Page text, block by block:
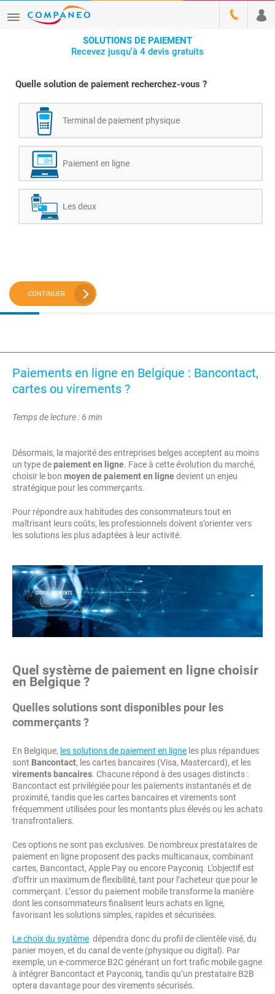
SOLUTIONS DE PAIEMENT
Recevez jusqu'à 4 devis gratuits
Quelle solution de paiement recherchez-vous ?
Terminal de paiement physique
Paiement en ligne
Les deux
CONTINUER
Paiements en ligne en Belgique : Bancontact,
cartes ou virements ?
Temps de lecture : 6 min
Désormais, la majorité des entreprises belges acceptent au moins
un type depaiement en ligne. Face à cette évolution du marché,
choisir le bon moyen de paiement en lignedevient un enjeu
stratégique pour les commerçants.
Pour répondre aux habitudes des consommateurs tout en
maîtrisant leurs coûts, les professionnels doivent s’orienter vers
les solutions les plus adaptées à leur activité.
Quel système de paiement en ligne choisir
en Belgique ?
Quelles solutions sont disponibles pour les
commerçants ?
En Belgique, les solutions de paiement en ligne les plus répandues
sont Bancontact, les cartes bancaires (Visa, Mastercard), et les
virements bancaires. Chacune répond à des usages distincts :
Bancontact est privilégiée pour les paiements instantanés et de
proximité, tandis que les cartes bancaires et virements sont
fréquemment utilisées pour les montants plus élevés ou les achats
transfrontaliers.
Ces options ne sont pas exclusives. De nombreux prestataires de
paiement en ligne proposent des packs multicanaux, combinant
cartes, Bancontact, Apple Pay ou encore Payconiq. L’objectif est
d’offrir un maximum de flexibilité, tant pour l’acheteur que pour le
commerçant. L’essor du paiement mobile transforme la manière
dont les consommateurs finalisent leurs achats en ligne,
favorisant les solutions simples, rapides et sécurisées.
Le choix du système dépendra donc du profil de clientèle visé, du
panier moyen, et du canal de vente (physique ou digital). Par
exemple, un e-commerce B2C générant un fort trafic mobile gagne
à intégrer Bancontact et Payconiq, tandis qu’un prestataire B2B
optera davantage pour des virements sécurisés.